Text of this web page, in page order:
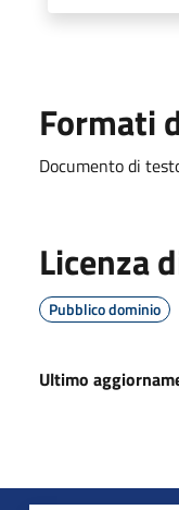
Formati
Documento di
Licenza
Pubblico dominio
Ultimo